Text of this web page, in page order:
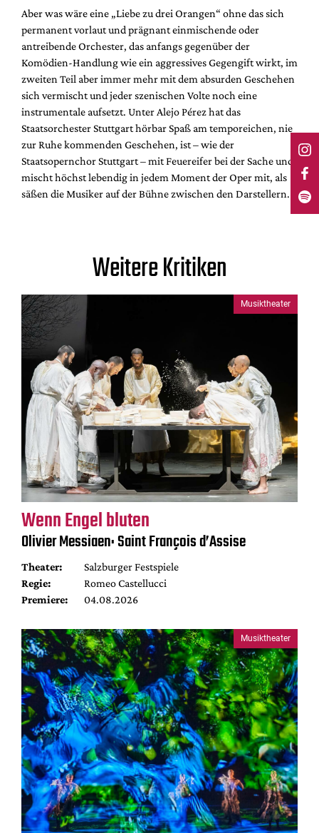
Aber was wäre eine „Liebe zu drei Orangen“ ohne das sich
permanent vorlaut und prägnant einmischende oder
antreibende Orchester, das anfangs gegenüber der
Komödien-Handlung wie ein aggressives Gegengift wirkt, im
zweiten Teil aber immer mehr mit dem absurden Geschehen
sich vermischt und jeder szenischen Volte noch eine
instrumentale aufsetzt. Unter Alejo Pérez hat das
Staatsorchester Stuttgart hörbar Spaß am temporeichen, nie
zur Ruhe kommenden Geschehen, ist – wie der
Staatsopernchor Stuttgart – mit Feuereifer bei der Sache und
mischt höchst lebendig in jedem Moment der Oper mit, als
säßen die Musiker auf der Bühne zwischen den Darstellern.
Weitere Kritiken
Musiktheater
Wenn Engel bluten
Olivier Messiaen: Saint François d’Assise
Theater:
Salzburger Festspiele
Regie:
Romeo Castellucci
Premiere:
04.08.2026
Musiktheater